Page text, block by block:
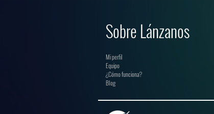
Sobre Lánzanos
Mi perfil
Equipo
¿Cómo funciona?
Blog